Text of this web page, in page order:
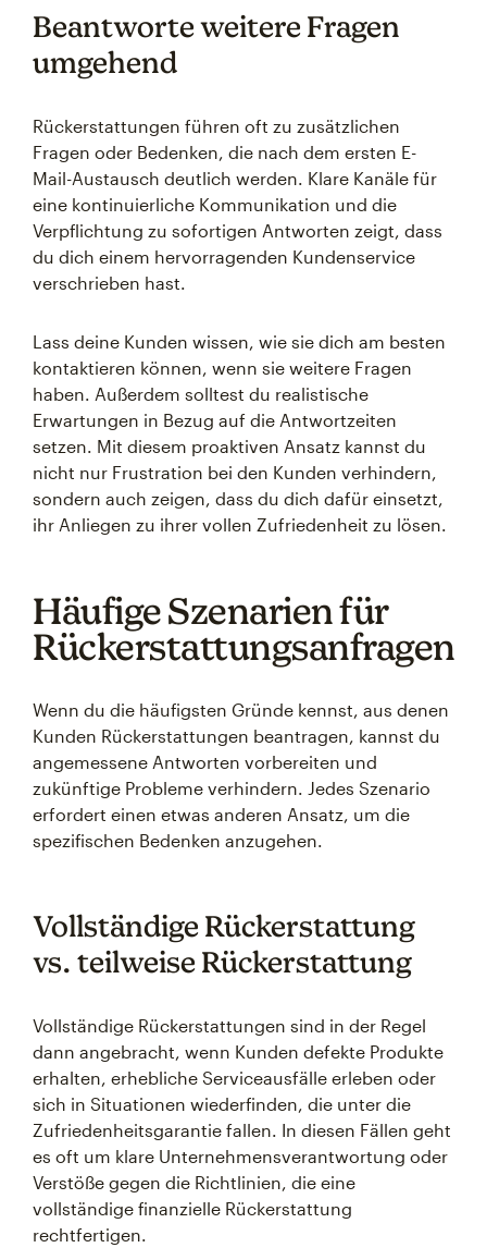
Beantworte weitere Fragen
umgehend
Rückerstattungen führen oft zu zusätzlichen
Fragen oder Bedenken, die nach dem ersten E-
Mail-Austausch deutlich werden. Klare Kanäle für
eine kontinuierliche Kommunikation und die
Verpflichtung zu sofortigen Antworten zeigt, dass
du dich einem hervorragenden Kundenservice
verschrieben hast.
Lass deine Kunden wissen, wie sie dich am besten
kontaktieren können, wenn sie weitere Fragen
haben. Außerdem solltest du realistische
Erwartungen in Bezug auf die Antwortzeiten
setzen. Mit diesem proaktiven Ansatz kannst du
nicht nur Frustration bei den Kunden verhindern,
sondern auch zeigen, dass du dich dafür einsetzt,
ihr Anliegen zu ihrer vollen Zufriedenheit zu lösen.
Häufige Szenarien für
Rückerstattungsanfragen
Wenn du die häufigsten Gründe kennst, aus denen
Kunden Rückerstattungen beantragen, kannst du
angemessene Antworten vorbereiten und
zukünftige Probleme verhindern. Jedes Szenario
erfordert einen etwas anderen Ansatz, um die
spezifischen Bedenken anzugehen.
Vollständige Rückerstattung
vs. teilweise Rückerstattung
Vollständige Rückerstattungen sind in der Regel
dann angebracht, wenn Kunden defekte Produkte
erhalten, erhebliche Serviceausfälle erleben oder
sich in Situationen wiederfinden, die unter die
Zufriedenheitsgarantie fallen. In diesen Fällen geht
es oft um klare Unternehmensverantwortung oder
Verstöße gegen die Richtlinien, die eine
vollständige finanzielle Rückerstattung
rechtfertigen.